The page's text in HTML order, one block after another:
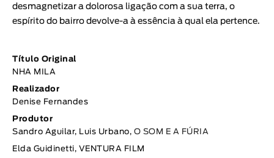
desmagnetizar a dolorosa ligação com a sua terra, o
espírito do bairro devolve-a à essência à qual ela pertence.
Título Original
NHA MILA
Realizador
Denise Fernandes
Produtor
Sandro Aguilar, Luis Urbano, O SOM E A FÚRIA
Elda Guidinetti, VENTURA FILM